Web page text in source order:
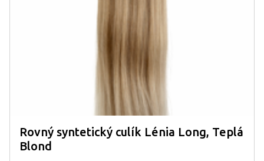
Rovný syntetický culík Lénia Long, Teplá
Blond